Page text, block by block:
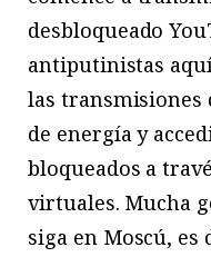
desbloqueado
antiputinistas
las transmisiones
de energía y
bloqueados a
virtuales. Mucha
siga en Moscú, es